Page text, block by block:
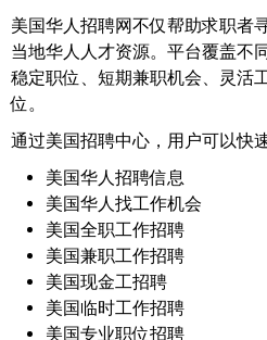
美国华人招聘网不仅帮助求职者
当地华人人才资源。平台覆盖不
稳定职位、短期兼职机会、灵活
位。
通过美国招聘中心，用户可以快
美国华人招聘信息
美国华人找工作机会
美国全职工作招聘
美国兼职工作招聘
美国现金工招聘
美国临时工作招聘
美国专业职位招聘